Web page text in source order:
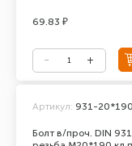
69.83 ₽
Болт в/проч. DIN
Артикул: 931-